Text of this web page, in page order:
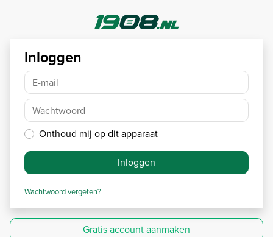
Inloggen
E-mail
Wachtwoord
Onthoud mij op dit apparaat
Inloggen
Wachtwoord vergeten?
Gratis account aanmaken